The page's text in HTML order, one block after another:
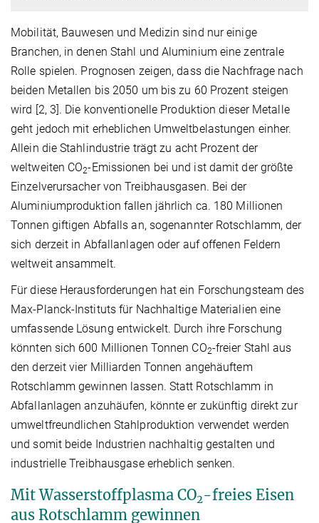
Mobilität, Bauwesen und Medizin sind nur einige
Branchen, in denen Stahl und Aluminium eine zentrale
Rolle spielen. Prognosen zeigen, dass die Nachfrage nach
beiden Metallen bis 2050 um bis zu 60 Prozent steigen
wird [2, 3]. Die konventionelle Produktion dieser Metalle
geht jedoch mit erheblichen Umweltbelastungen einher.
Allein die Stahlindustrie trägt zu acht Prozent der
weltweiten CO2-Emissionen bei und ist damit der größte
Einzelverursacher von Treibhausgasen. Bei der
Aluminiumproduktion fallen jährlich ca. 180 Millionen
Tonnen giftigen Abfalls an, sogenannter Rotschlamm, der
sich derzeit in Abfallanlagen oder auf offenen Feldern
weltweit ansammelt.
Für diese Herausforderungen hat ein Forschungsteam des
Max-Planck-Instituts für Nachhaltige Materialien eine
umfassende Lösung entwickelt. Durch ihre Forschung
könnten sich 600 Millionen Tonnen CO2-freier Stahl aus
den derzeit vier Milliarden Tonnen angehäuftem
Rotschlamm gewinnen lassen. Statt Rotschlamm in
Abfallanlagen anzuhäufen, könnte er zukünftig direkt zur
umweltfreundlichen Stahlproduktion verwendet werden
und somit beide Industrien nachhaltig gestalten und
industrielle Treibhausgase erheblich senken.
Mit Wasserstoffplasma CO2-freies Eisen
aus Rotschlamm gewinnen